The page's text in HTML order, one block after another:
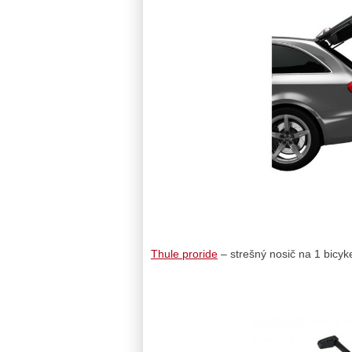
Thule proride – strešný nosič na 1